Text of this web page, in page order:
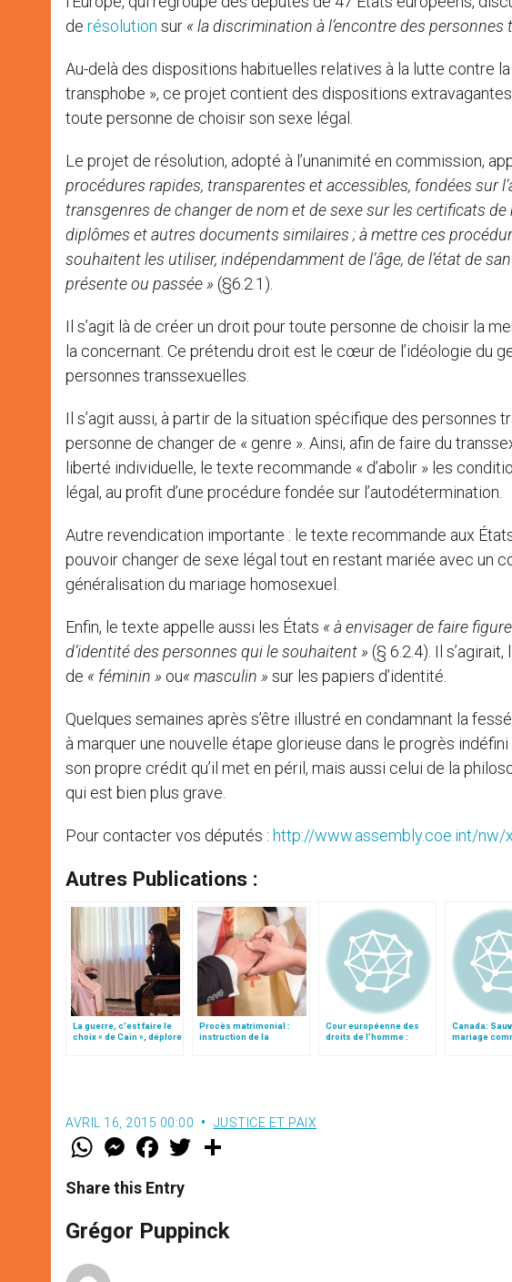
de résolution sur « la discrimination à l’encontre des personnes
Au-delà des dispositions habituelles relatives à la lutte contre
transphobe », ce projet contient des dispositions
toute personne de choisir son sexe légal.
Le projet de résolution, adopté à l’unanimité en commission,
procédures rapides, transparentes et accessibles, fondées sur
transgenres de changer de nom et de sexe sur les certificats
diplômes et autres documents similaires ; à mettre ces
souhaitent les utiliser, indépendamment de l’âge, de l’état de
présente ou passée » (§6.2.1).
Il s’agit là de créer un droit pour toute personne de choisir la
la concernant. Ce prétendu droit est le cœur de l’idéologie du
personnes transsexuelles.
Il s’agit aussi, à partir de la situation spécifique des personnes
personne de changer de « genre ». Ainsi, afin de faire du
liberté individuelle, le texte recommande « d’abolir » les
légal, au profit d’une procédure fondée sur l’autodétermination.
Autre revendication importante : le texte recommande aux
pouvoir changer de sexe légal tout en restant mariée avec un
généralisation du mariage homosexuel.
Enfin, le texte appelle aussi les États « à envisager de faire
d’identité des personnes qui le souhaitent » (§ 6.2.4). Il
de « féminin » ou« masculin » sur les papiers d’identité.
Quelques semaines après s’être illustré en condamnant la
à marquer une nouvelle étape glorieuse dans le progrès
son propre crédit qu’il met en péril, mais aussi celui de la
qui est bien plus grave.
Pour contacter vos députés : http://www.assembly.coe.int/
Autres Publications :
La guerre, c’est faire le
choix « de Caïn », déplore
Procès matrimonial :
instruction de la
Cour européenne des
droits de l'homme :
Canada:
mariage
AVRIL 16, 2015 00:00 JUSTICE ET PAIX
W
t
s
p
p
M
e
s
e
g
e
F
a
e
b
o
k
w
r
Share this Entry
Grégor Puppinck